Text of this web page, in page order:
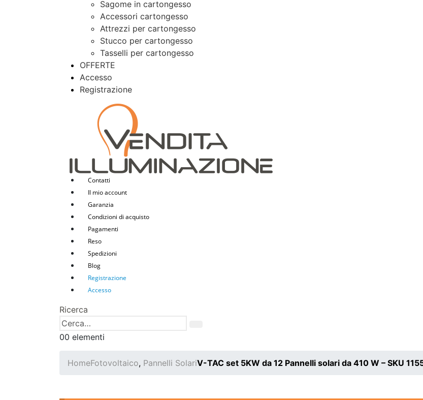
Sagome in cartongesso
Accessori cartongesso
Attrezzi per cartongesso
Stucco per cartongesso
Tasselli per cartongesso
OFFERTE
Accesso
Registrazione
Contatti
Il mio account
Garanzia
Condizioni di acquisto
Pagamenti
Reso
Spedizioni
Blog
Registrazione
Accesso
Ricerca
00 elementi
HomeFotovoltaico, Pannelli SolariV-TAC set 5KW da 12 Pannelli solari da 410 W – SKU